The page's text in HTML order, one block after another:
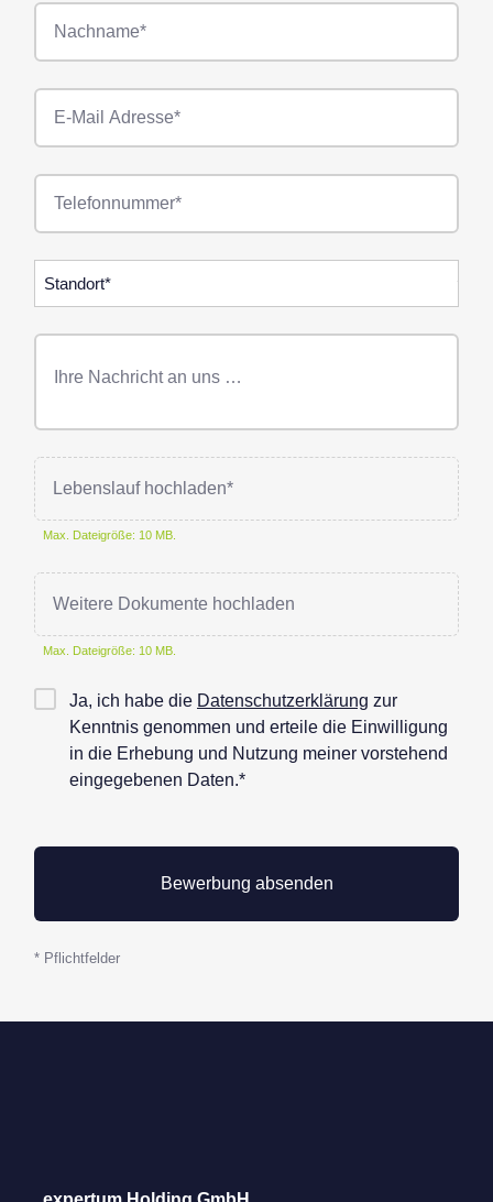
Nachname*
E-
Mail*
Telefonnummer
Freitext
Nachricht
Lebenslauf hochladen*
Max. Dateigröße: 10 MB.
Weitere Dokumente hochladen
Max. Dateigröße: 10 MB.
Checkbox
Datenschutz*
Ja, ich habe die Datenschutzerklärung zur
Kenntnis genommen und erteile die Einwilligung
in die Erhebung und Nutzung meiner vorstehend
eingegebenen Daten.*
* Pflichtfelder